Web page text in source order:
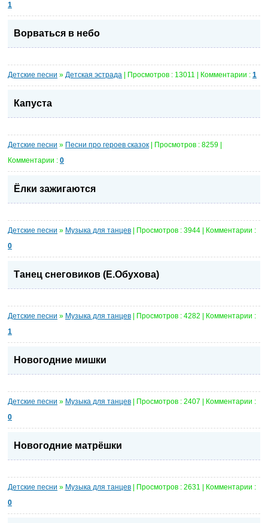
1
Ворваться в небо
Детские песни » Детская эстрада | Просмотров : 13011 | Комментарии : 1
Капуста
Детские песни » Песни про героев сказок | Просмотров : 8259 |
Комментарии : 0
Ёлки зажигаются
Детские песни » Музыка для танцев | Просмотров : 3944 | Комментарии :
0
Танец снеговиков (Е.Обухова)
Детские песни » Музыка для танцев | Просмотров : 4282 | Комментарии :
1
Новогодние мишки
Детские песни » Музыка для танцев | Просмотров : 2407 | Комментарии :
0
Новогодние матрёшки
Детские песни » Музыка для танцев | Просмотров : 2631 | Комментарии :
0